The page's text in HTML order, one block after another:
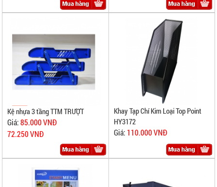
Kệ nhựa 3 tầng TTM TRƯỢT
Giá:85.000 VNĐ
72.250 VNĐ
Khay Tạp Chí Kim Loại Top Point
HY3172
Giá: 110.000 VNĐ